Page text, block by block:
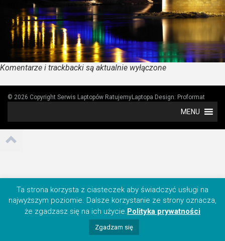
Komentarze i trackbacki są aktualnie wyłączone
© 2026 Copyright Serwis Laptopów RatujemyLaptopa Design: Proformat
MENU
Ta strona korzysta z ciasteczek aby świadczyć usługi na
najwyższym poziomie. Dalsze korzystanie ze strony oznacza,
że zgadzasz się na ich użycie.Polityka prywatności
Zgadzam się